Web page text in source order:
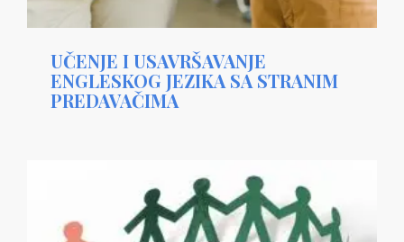
UČENJE I USAVRŠAVANJE
ENGLESKOG JEZIKA SA STRANIM
PREDAVAČIMA